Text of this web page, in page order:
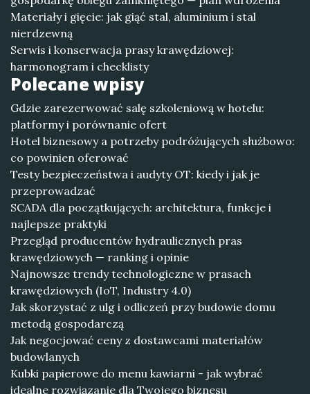
Materiały i gięcie: jak giąć stal, aluminium i stal
nierdzewną
Serwis i konserwacja prasy krawędziowej:
harmonogram i checklisty
Polecane wpisy
Gdzie zarezerwować salę szkoleniową w hotelu:
platformy i porównanie ofert
Hotel biznesowy a potrzeby podróżujących służbowo:
co powinien oferować
Testy bezpieczeństwa i audyty OT: kiedy i jak je
przeprowadzać
SCADA dla początkujących: architektura, funkcje i
najlepsze praktyki
Przegląd producentów hydraulicznych pras
krawędziowych — ranking i opinie
Najnowsze trendy technologiczne w prasach
krawędziowych (IoT, Industry 4.0)
Jak skorzystać z ulg i odliczeń przy budowie domu
metodą gospodarczą
Jak negocjować ceny z dostawcami materiałów
budowlanych
Kubki papierowe do menu kawiarni - jak wybrać
idealne rozwiązanie dla Twojego biznesu